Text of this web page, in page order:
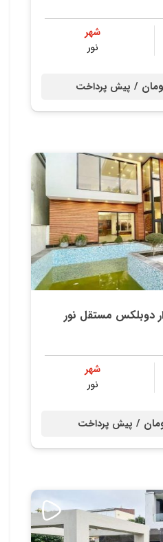
شهر
نور
پیش پرداخت
دوبلکس مستقل نور
شهر
نور
پیش پرداخت